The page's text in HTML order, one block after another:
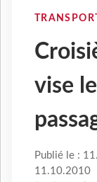
vise
Publié le :
11.10.2010